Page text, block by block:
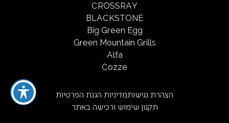
CROSSRAY
BLACKSTONE
Big Green Egg
Green Mountain Grills
Alfa
Cozze
הצהרת נגישותמדיניות הגנת הפרטיות
תקנון שימוש ורכישה באתר